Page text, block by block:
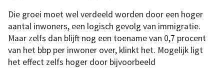
Die groei moet wel verdeeld worden door een hoger
aantal inwoners, een logisch gevolg van immigratie.
Maar zelfs dan blijft nog een toename van 0,7 procent
van het bbp per inwoner over, klinkt het. Mogelijk ligt
het effect zelfs hoger door bijvoorbeeld